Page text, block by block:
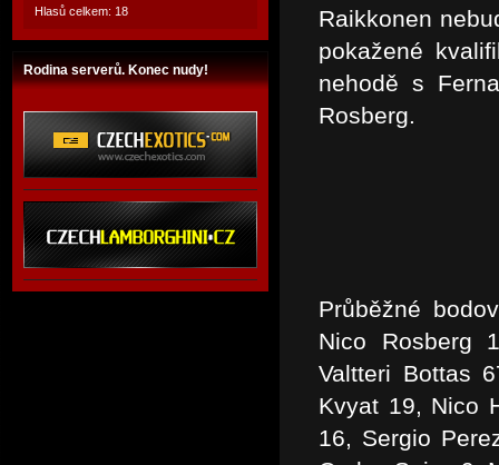
Hlasů celkem: 18
Rodina serverů. Konec nudy!
Raikkonen
pokažené
nehodě s
Rosberg.
Průběžné
Nico Rosberg
Valtteri Bottas
Kvyat 19, Nico
16, Sergio